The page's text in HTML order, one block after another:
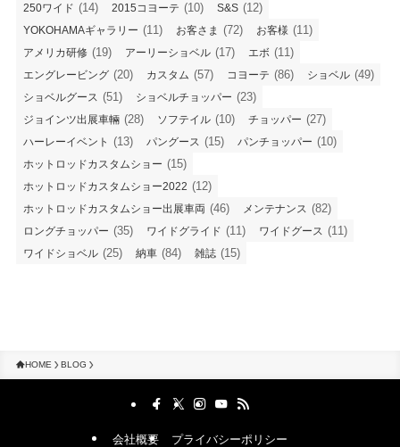
250ワイド (14) 2015コヨーテ (10) S&S (12)
YOKOHAMAギャラリー (11) お客さま (72) お客様 (11)
アメリカ研修 (19) アーリーショベル (17) エボ (11)
エングレービング (20) カスタム (57) コヨーテ (86) ショベル (49)
ショベルグース (51) ショベルチョッパー (23)
ジョインツ出展車輛 (28) ソフテイル (10) チョッパー (27)
ハーレーイベント (13) パングース (15) パンチョッパー (10)
ホットロッドカスタムショー (15)
ホットロッドカスタムショー2022 (12)
ホットロッドカスタムショー出展車両 (46) メンテナンス (82)
ロングチョッパー (35) ワイドグライド (11) ワイドグース (11)
ワイドショベル (25) 納車 (84) 雑誌 (15)
HOME BLOG
会社概要 プライバシーポリシー